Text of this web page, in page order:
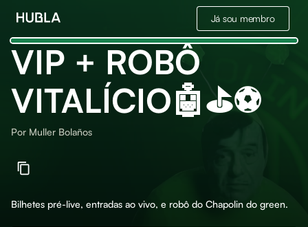
Já sou membro
VIP + ROBÔ
VITALÍCIO🤖⛳⚽
Por Muller Bolaños
Bilhetes pré-live, entradas ao vivo, e robô do Chapolin do green.